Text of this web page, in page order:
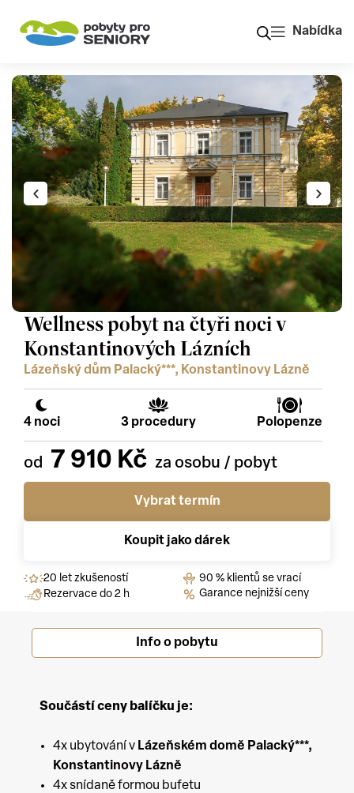
Nabídka
Wellness pobyt na čtyři noci v
Konstantinových Lázních
Lázeňský dům Palacký***, Konstantinovy Lázně
4 noci 3 procedury Polopenze
7 910 Kč
Vybrat termín
Koupit jako dárek
20 let zkušeností
Rezervace do 2 h
90 % klientů se vrací
Garance nejnižší ceny
Info o pobytu
Součástí ceny balíčku je:
4x ubytování v Lázeňském domě Palacký***,
Konstantinovy Lázně
4x snídaně formou bufetu